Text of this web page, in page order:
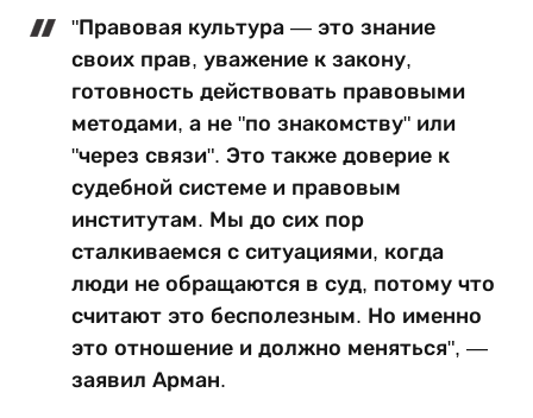
"Правовая культура — это знание
своих прав, уважение к закону,
готовность действовать правовыми
методами, а не "по знакомству" или
"через связи". Это также доверие к
судебной системе и правовым
институтам. Мы до сих пор
сталкиваемся с ситуациями, когда
люди не обращаются в суд, потому что
считают это бесполезным. Но именно
это отношение и должно меняться", —
заявил Арман.